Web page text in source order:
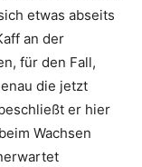
etwas abseits
an der
für den Fall,
die jetzt
er hier
Wachsen